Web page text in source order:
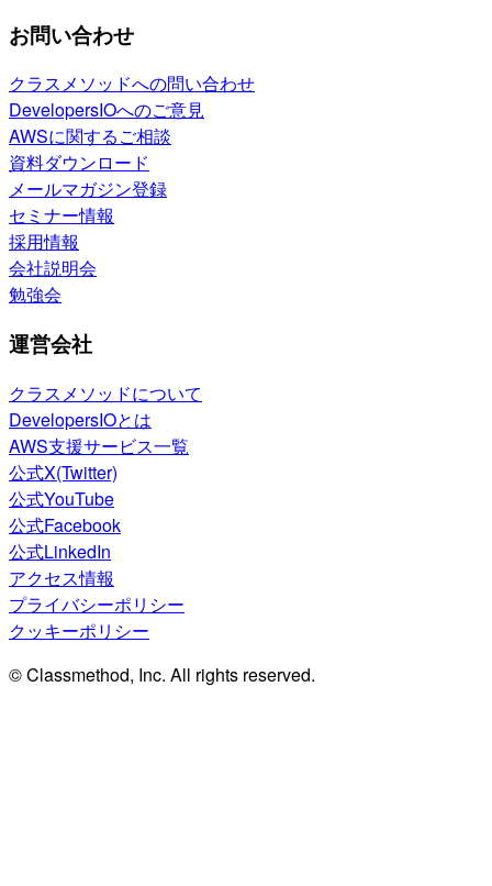
お問い合わせ
クラスメソッドへの問い合わせ
DevelopersIOへのご意見
AWSに関するご相談
資料ダウンロード
メールマガジン登録
セミナー情報
採用情報
会社説明会
勉強会
運営会社
クラスメソッドについて
DevelopersIOとは
AWS支援サービス一覧
公式X(Twitter)
公式YouTube
公式Facebook
公式LinkedIn
アクセス情報
プライバシーポリシー
クッキーポリシー
© Classmethod, Inc. All rights reserved.